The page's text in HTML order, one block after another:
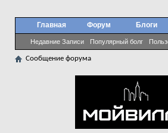
Главная Форум Блоги
Недавние Записи Популярный болг
Сообщение форума